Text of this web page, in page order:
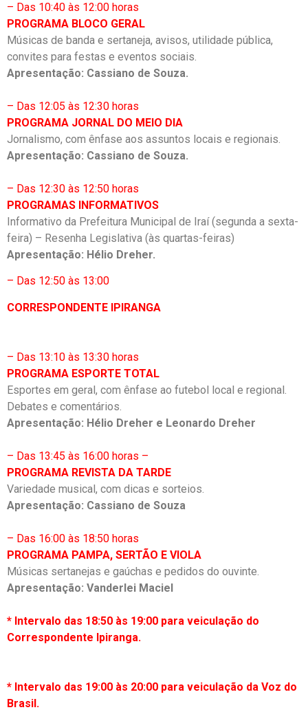
– Das 10:40 às 12:00 horas
PROGRAMA BLOCO GERAL
Músicas de banda e sertaneja, avisos, utilidade pública,
convites para festas e eventos sociais.
Apresentação: Cassiano de Souza.
– Das 12:05 às 12:30 horas
PROGRAMA JORNAL DO MEIO DIA
Jornalismo, com ênfase aos assuntos locais e regionais.
Apresentação: Cassiano de Souza.
– Das 12:30 às 12:50 horas
PROGRAMAS INFORMATIVOS
Informativo da Prefeitura Municipal de Iraí (segunda a sexta-
feira) – Resenha Legislativa (às quartas-feiras)
Apresentação: Hélio Dreher.
– Das 12:50 às 13:00
CORRESPONDENTE IPIRANGA
– Das 13:10 às 13:30 horas
PROGRAMA ESPORTE TOTAL
Esportes em geral, com ênfase ao futebol local e regional.
Debates e comentários.
Apresentação: Hélio Dreher e Leonardo Dreher
– Das 13:45 às 16:00 horas –
PROGRAMA REVISTA DA TARDE
Variedade musical, com dicas e sorteios.
Apresentação: Cassiano de Souza
– Das 16:00 às 18:50 horas
PROGRAMA PAMPA, SERTÃO E VIOLA
Músicas sertanejas e gaúchas e pedidos do ouvinte.
Apresentação: Vanderlei Maciel
* Intervalo das 18:50 às 19:00 para veiculação do
Correspondente Ipiranga.
* Intervalo das 19:00 às 20:00 para veiculação da Voz do
Brasil.